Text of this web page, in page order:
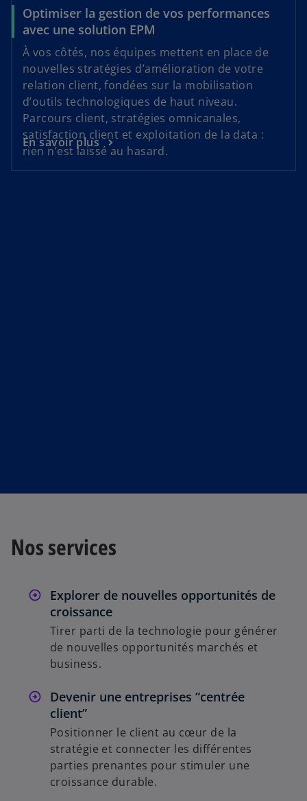
Optimiser la gestion de vos performances
avec une solution EPM
À vos côtés, nos équipes mettent en place de
nouvelles stratégies d’amélioration de votre
relation client, fondées sur la mobilisation
d’outils technologiques de haut niveau.
Parcours client, stratégies omnicanales,
satisfaction client et exploitation de la data :
rien n’est laissé au hasard.
En savoir plus
Nos services
Explorer de nouvelles opportunités de
croissance
Tirer parti de la technologie pour générer
de nouvelles opportunités marchés et
business.
Devenir une entreprises “centrée
client”
Positionner le client au cœur de la
stratégie et connecter les différentes
parties prenantes pour stimuler une
croissance durable.